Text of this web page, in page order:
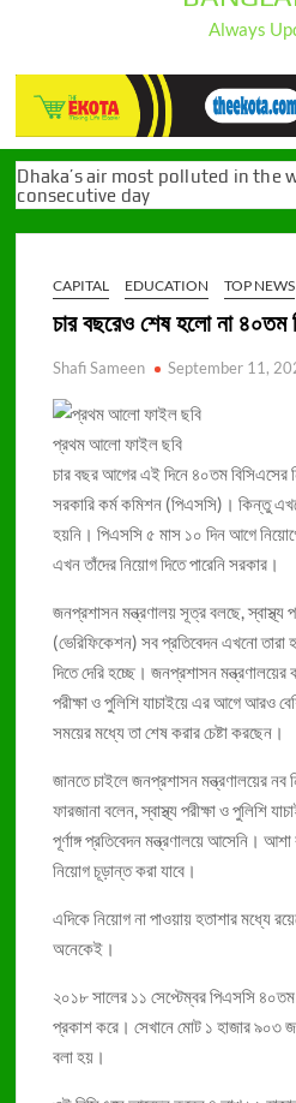
Always
Dhaka’s air most polluted in the
consecutive day
প্রেসক্রিপশন ছাড়া অ্যান্টিবায়োটিক বিক্রি
Edition)
Top 15 Largest Pharmaceutical
(Update 2023)
2023)
10 Best Eye Hospitals in Dhaka,
ডেঙ্গুতে আরও ৬ মৃত্যু, নতুন ভর্তি ৮৬৯ জন
৮৩ হাজার কারাবন্দীর জন্য চিকিৎসক ৪ জন
বছরে প্রায় দুই হাজার মানুষ লিম্ফোমায় মারা যায়
ঢামেকে ইন্টার্ন চিকিৎসকদের কর্মবিরতি প্রত্যাহার
CAPITAL EDUCATION TOP NEWS
চার বছরেও শেষ হলো না ৪০তম
Shafi Sameen September 11,
প্রথম আলো ফাইল ছবি
চার বছর আগের এই দিনে ৪০তম বিসিএসের
সরকারি কর্ম কমিশন (পিএসসি)। কিন্তু
হয়নি। পিএসসি ৫ মাস ১০ দিন আগে
এখন তাঁদের নিয়োগ দিতে পারেনি সরকার।
জনপ্রশাসন মন্ত্রণালয় সূত্র বলছে, স্বাস্থ্য
(ভেরিফিকেশন) সব প্রতিবেদন এখনো তারা
দিতে দেরি হচ্ছে। জনপ্রশাসন মন্ত্রণালয়ের
পরীক্ষা ও পুলিশি যাচাইয়ে এর আগে আরও
সময়ের মধ্যে তা শেষ করার চেষ্টা করছেন।
জানতে চাইলে জনপ্রশাসন মন্ত্রণালয়ের নব
ফারজানা বলেন, স্বাস্থ্য পরীক্ষা ও পুলিশি
পূর্ণাঙ্গ প্রতিবেদন মন্ত্রণালয়ে আসেনি।
নিয়োগ চূড়ান্ত করা যাবে।
এদিকে নিয়োগ না পাওয়ায় হতাশার মধ্যে
অনেকেই।
২০১৮ সালের ১১ সেপ্টেম্বর পিএসসি ৪০তম
প্রকাশ করে। সেখানে মোট ১ হাজার ৯০৩
বলা হয়।